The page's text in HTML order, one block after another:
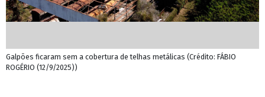
Galpões ficaram sem a cobertura de telhas metálicas (Crédito: FÁBIO
ROGÉRIO (12/9/2025))